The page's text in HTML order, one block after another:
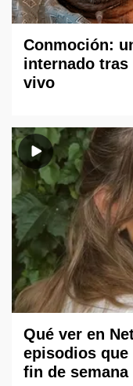
Conmoción:
internado
vivo
Qué ver en
episodios que
fin de semana